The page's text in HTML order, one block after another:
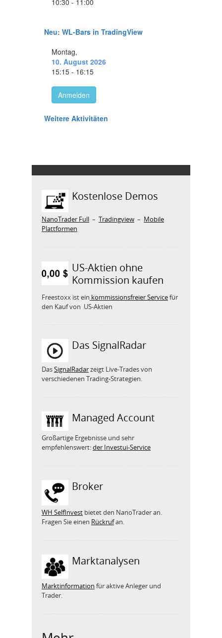
Kostenlose Demos
NanoTrader Full – Tradingview – Mobile
Plattformen
US-Aktien ohne
Kommission kaufen
Freestoxx ist ein kommissionsfreier Servicefür
den Kauf von US-Aktien
Das SignalRadar
DasSignalRadarzeigt Live-Trades von
verschiedenen Trading-Strategien.
Managed Account
Großartige Ergebnisse und sehr
empfehlenswert:der Investui-Service
Broker
WH SelfInvest bietet den NanoTrader an.
Fragen Sie einen Rückrufan.
Marktanalysen
Marktinformation für aktive Anleger und
Trader.